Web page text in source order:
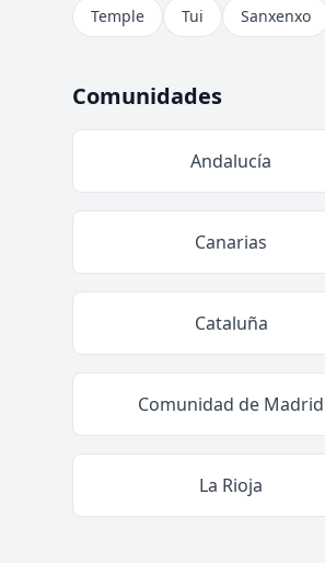
Temple
Tui Sanxenxo
Comunidades
Andalucía
Canarias
Cataluña
Comunidad de Madrid
La Rioja